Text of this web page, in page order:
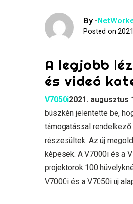
By -
Posted on
A legjobb
és videó
V7050i2021. augusztus
büszkén jelentette be,
támogatással
részesültek. Az új
képesek. A V7000i és a
projektorok 100
V7000i és a V7050i új